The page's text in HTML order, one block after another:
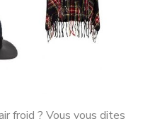
froid ? Vous vous dites